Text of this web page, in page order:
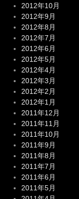
2012年10月
2012年9月
2012年8月
2012年7月
2012年6月
2012年5月
2012年4月
2012年3月
2012年2月
2012年1月
2011年12月
2011年11月
2011年10月
2011年9月
2011年8月
2011年7月
2011年6月
2011年5月